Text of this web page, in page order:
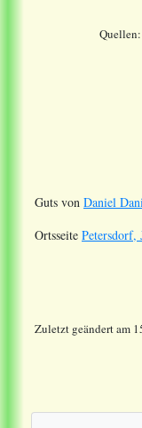
Quellen:
Guts von Daniel
Ortsseite Petersdorf,
Zuletzt geändert am